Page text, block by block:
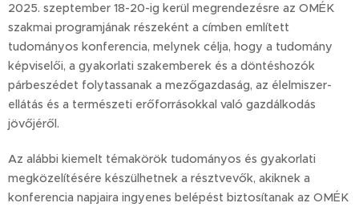
2025. szeptember 18-20-ig kerül megrendezésre az OMÉK
szakmai programjának részeként a címben említett
tudományos konferencia, melynek célja, hogy a tudomány
képviselői, a gyakorlati szakemberek és a döntéshozók
párbeszédet folytassanak a mezőgazdaság, az élelmiszer-
ellátás és a természeti erőforrásokkal való gazdálkodás
jövőjéről.
Az alábbi kiemelt témakörök tudományos és gyakorlati
megközelítésére készülhetnek a résztvevők, akiknek a
konferencia napjaira ingyenes belépést biztosítanak az OMÉK